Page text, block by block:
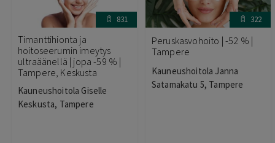
831
Timanttihionta ja
hoitoseerumin imeytys
ultraäänellä | jopa -59 % |
Tampere, Keskusta
Kauneushoitola Giselle
Keskusta, Tampere
322
Peruskasvohoito | -52 % |
Tampere
Kauneushoitola Janna
Satamakatu 5, Tampere